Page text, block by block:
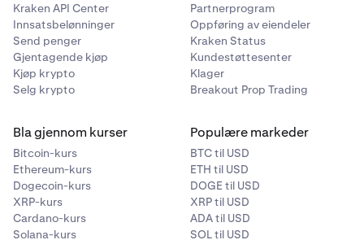
Aavegotchi
GHST
Ethereum (ERC-20)
AB
AB
Acala
Kraken API Center
Innsatsbelønninger
Send penger
Gjentagende kjøp
Kjøp krypto
Selg krypto
Partnerprogram
Oppføring av eiendeler
Kraken Status
Kundestøttesenter
Klager
Breakout Prop Trading
Bla gjennom kurser
Bitcoin-kurs
Ethereum-kurs
Dogecoin-kurs
XRP-kurs
Cardano-kurs
Solana-kurs
Populære markeder
BTC til USD
ETH til USD
DOGE til USD
XRP til USD
ADA til USD
SOL til USD